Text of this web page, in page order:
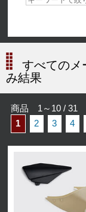
すべてのメ
み結果
商品 1～10 / 31
1
2 3 4